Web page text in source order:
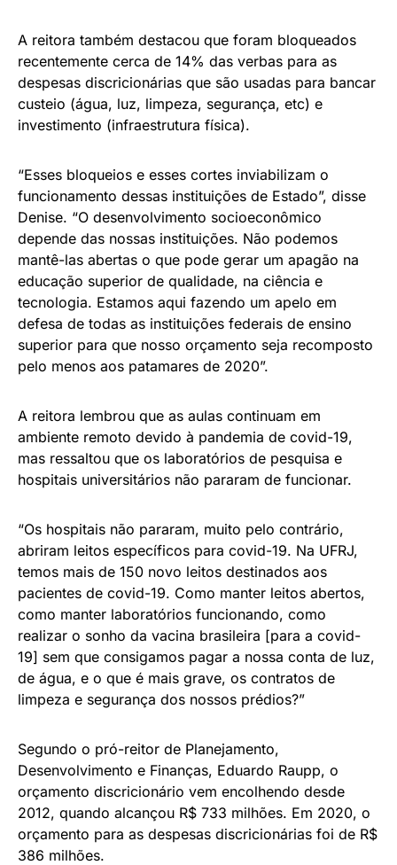
A reitora também destacou que foram bloqueados
recentemente cerca de 14% das verbas para as
despesas discricionárias que são usadas para bancar
custeio (água, luz, limpeza, segurança, etc) e
investimento (infraestrutura física).
“Esses bloqueios e esses cortes inviabilizam o
funcionamento dessas instituições de Estado”, disse
Denise. “O desenvolvimento socioeconômico
depende das nossas instituições. Não podemos
mantê-las abertas o que pode gerar um apagão na
educação superior de qualidade, na ciência e
tecnologia. Estamos aqui fazendo um apelo em
defesa de todas as instituições federais de ensino
superior para que nosso orçamento seja recomposto
pelo menos aos patamares de 2020”.
A reitora lembrou que as aulas continuam em
ambiente remoto devido à pandemia de covid-19,
mas ressaltou que os laboratórios de pesquisa e
hospitais universitários não pararam de funcionar.
“Os hospitais não pararam, muito pelo contrário,
abriram leitos específicos para covid-19. Na UFRJ,
temos mais de 150 novo leitos destinados aos
pacientes de covid-19. Como manter leitos abertos,
como manter laboratórios funcionando, como
realizar o sonho da vacina brasileira [para a covid-
19] sem que consigamos pagar a nossa conta de luz,
de água, e o que é mais grave, os contratos de
limpeza e segurança dos nossos prédios?”
Segundo o pró-reitor de Planejamento,
Desenvolvimento e Finanças, Eduardo Raupp, o
orçamento discricionário vem encolhendo desde
2012, quando alcançou R$ 733 milhões. Em 2020, o
orçamento para as despesas discricionárias foi de R$
386 milhões.